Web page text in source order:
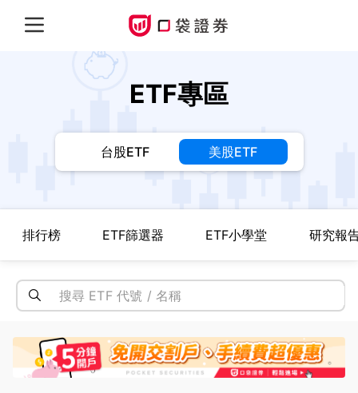
ETF專區
台股ETF 美股ETF
排行榜 ETF篩選器 ETF小學堂 研究報